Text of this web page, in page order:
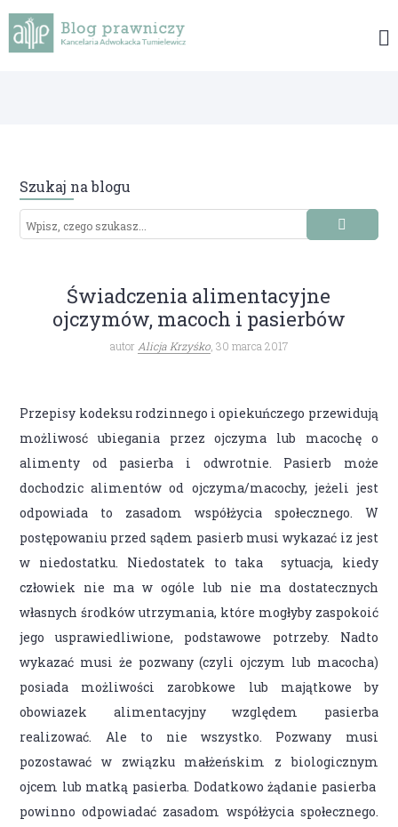
Szukaj na blogu
Świadczenia alimentacyjne
ojczymów, macoch i pasierbów
autor Alicja Krzyśko, 30 marca 2017
Przepisy kodeksu rodzinnego i opiekuńczego przewidują
możliwosć ubiegania przez ojczyma lub macochę o
alimenty od pasierba i odwrotnie. Pasierb może
dochodzic alimentów od ojczyma/macochy, jeżeli jest
odpowiada to zasadom współżycia społecznego. W
postępowaniu przed sądem pasierb musi wykazać iz jest
w niedostatku. Niedostatek to taka sytuacja, kiedy
człowiek nie ma w ogóle lub nie ma dostatecznych
własnych środków utrzymania, które mogłyby zaspokoić
jego usprawiedliwione, podstawowe potrzeby. Nadto
wykazać musi że pozwany (czyli ojczym lub macocha)
posiada możliwości zarobkowe lub majątkowe by
obowiazek alimentacyjny względem pasierba
realizować. Ale to nie wszystko. Pozwany musi
pozostawać w związku małżeńskim z biologicznym
ojcem lub matką pasierba. Dodatkowo żądanie pasierba
powinno odpowiadać zasadom współżycia społecznego.